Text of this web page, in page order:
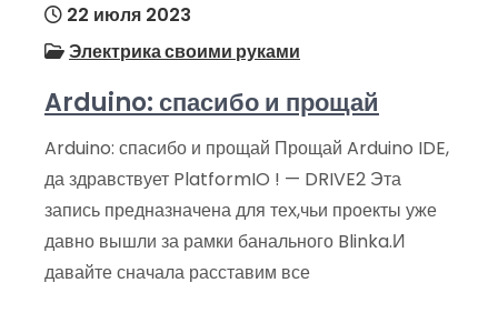
22 июля 2023
Электрика своими руками
Arduino: спасибо и прощай
Arduino: спасибо и прощай Прощай Arduino IDE,
да здравствует PlatformIO ! — DRIVE2 Эта
запись предназначена для тех,чьи проекты уже
давно вышли за рамки банального Blinka.И
давайте сначала расставим все